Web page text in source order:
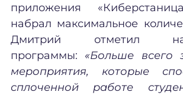
приложения
набрал максимальное
Дмитрий отметил
программы: «Больше всего
мероприятия, которые
сплоченной работе